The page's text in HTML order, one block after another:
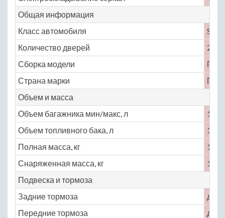
Общая информация
Класс автомобиля
S
Количество дверей
2
Сборка модели
Страна марки
Объем и масса
Объем багажника мин/макс, л
154
Объем топливного бака, л
30
Полная масса, кг
1855
Снаряженная масса, кг
1485
Подвеска и тормоза
Задние тормоза
Передние тормоза